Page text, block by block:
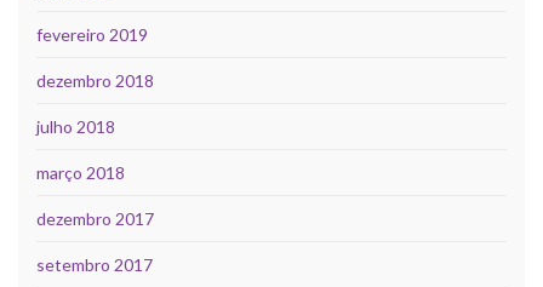
fevereiro 2019
dezembro 2018
julho 2018
março 2018
dezembro 2017
setembro 2017